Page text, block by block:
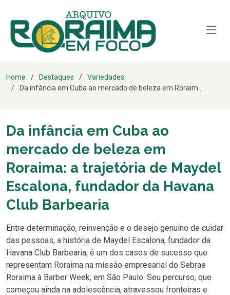
Home Destaques
Variedades
Da infância em Cuba ao mercado de beleza em Roraim...
Da infância em Cuba ao
mercado de beleza em
Roraima: a trajetória de Maydel
Escalona, fundador da Havana
Club Barbearia
Entre determinação, reinvenção e o desejo genuíno de cuidar
das pessoas, a história de Maydel Escalona, fundador da
Havana Club Barbearia, é um dos casos de sucesso que
representam Roraima na missão empresarial do Sebrae
Roraima à Barber Week, em São Paulo. Seu percurso, que
começou ainda na adolescência, atravessou fronteiras e